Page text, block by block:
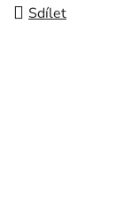
Sdílet